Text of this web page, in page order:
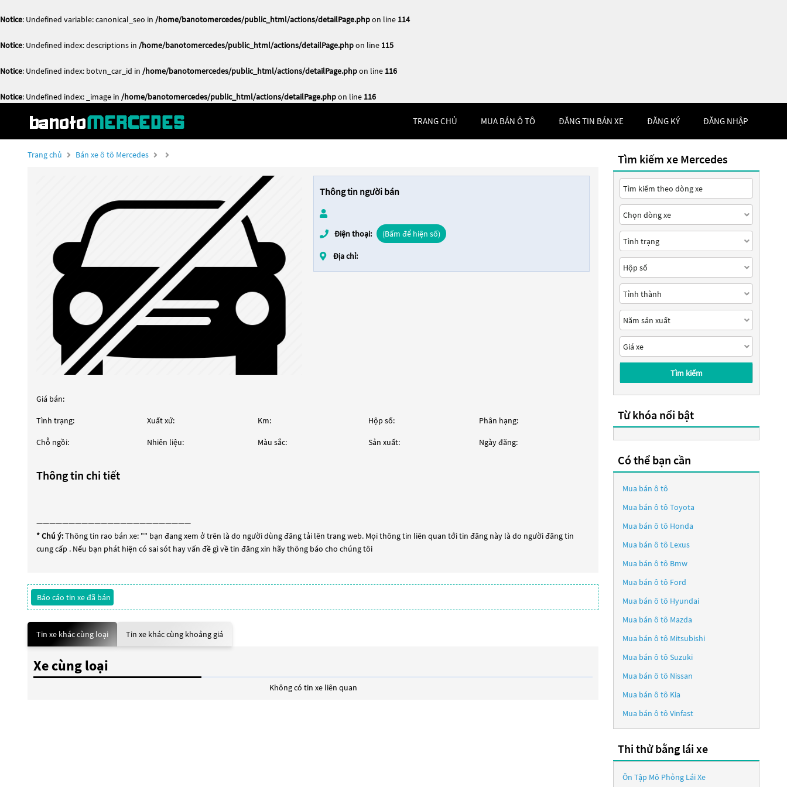
Notice: Undefined variable: canonical_seo in /home/banotomercedes/public_html/actions/detailPage.phpon line 114
Notice: Undefined index: descriptions in /home/banotomercedes/public_html/actions/detailPage.phpon line 115
Notice: Undefined index: botvn_car_id in /home/banotomercedes/public_html/actions/detailPage.phpon line 116
Notice: Undefined index: _image in /home/banotomercedes/public_html/actions/detailPage.phpon line 116
TRANG CHỦ MUA BÁN Ô TÔ ĐĂNG TIN BÁN XE ĐĂNG KÝ ĐĂNG NHẬP
Trang chủ Bán xe ô tô Mercedes
Thông tin người bán
Điện thoại: (Bấm để hiện số)
Địa chỉ:
Giá bán:
Tình trạng: Xuất xứ: Km: Hộp số: Phân hạng:
Chỗ ngồi: Nhiên liệu: Màu sắc: Sản xuất: Ngày đăng:
Thông tin chi tiết
————————————————————————
* Chú ý:Thông tin rao bán xe: "" bạn đang xem ở trên là do người dùng đăng tải lên trang web. Mọi thông tin liên quan tới tin đăng này là do người đăng tin
cung cấp . Nếu bạn phát hiện có sai sót hay vấn đề gì về tin đăng xin hãy thông báo cho chúng tôi
Báo cáo tin xe đã bán
Tin xe khác cùng loại Tin xe khác cùng khoảng giá
Xe cùng loại
Không có tin xe liên quan
Tìm kiếm xe Mercedes
Tìm kiếm
Từ khóa nổi bật
Có thể bạn cần
Mua bán ô tô
Mua bán ô tô Toyota
Mua bán ô tô Honda
Mua bán ô tô Lexus
Mua bán ô tô Bmw
Mua bán ô tô Ford
Mua bán ô tô Hyundai
Mua bán ô tô Mazda
Mua bán ô tô Mitsubishi
Mua bán ô tô Suzuki
Mua bán ô tô Nissan
Mua bán ô tô Kia
Mua bán ô tô Vinfast
Thi thử bằng lái xe
Ôn Tập Mô Phỏng Lái Xe